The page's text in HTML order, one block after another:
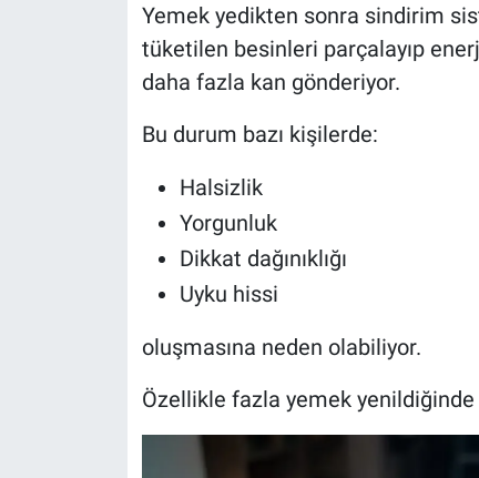
Yemek yedikten sonra sindirim
tüketilen besinleri parçalayıp
daha fazla kan gönderiyor.
Bu durum bazı kişilerde:
Halsizlik
Yorgunluk
Dikkat dağınıklığı
Uyku hissi
oluşmasına neden olabiliyor.
Özellikle fazla yemek